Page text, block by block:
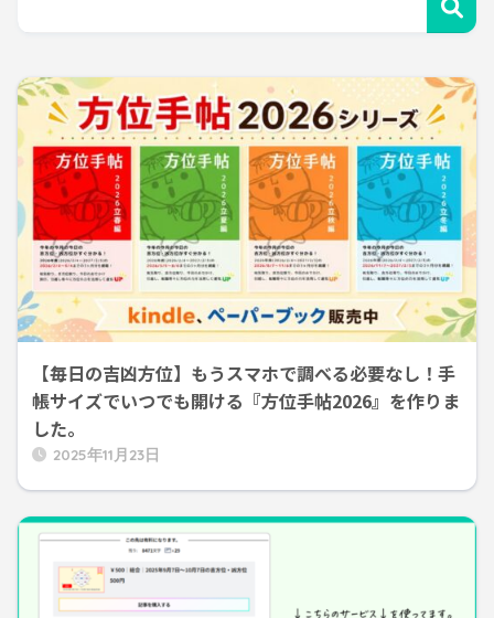
【毎日の吉凶方位】もうスマホで調べる必要なし！手
帳サイズでいつでも開ける『方位手帖2026』を作りま
した。
2025年11月23日